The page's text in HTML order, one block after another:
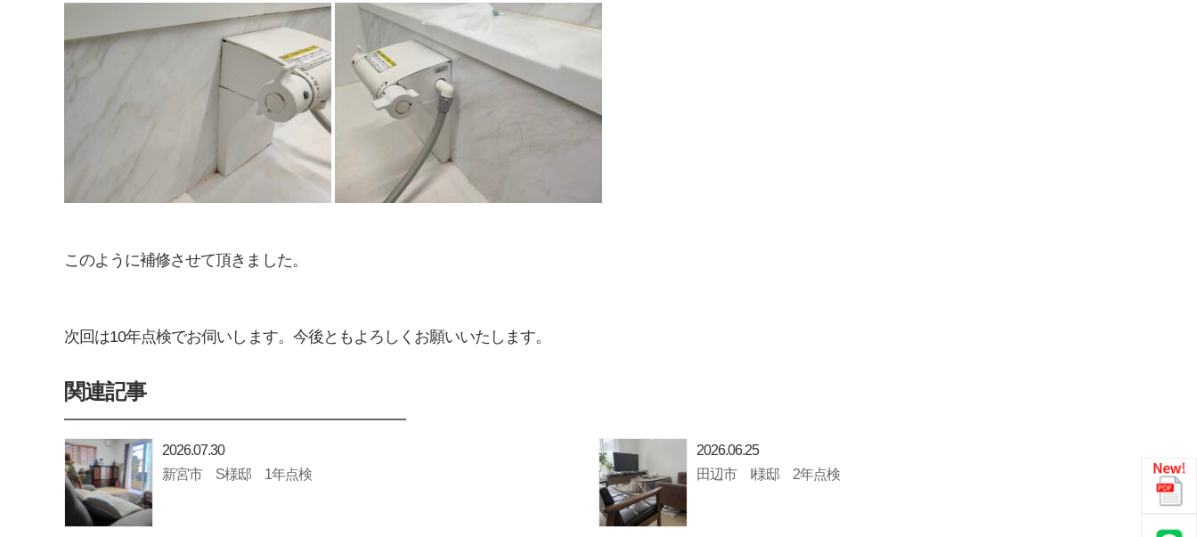
このように補修させて頂きました。
次回は10年点検でお伺いします。今後ともよろしくお願いいたします。
関連記事
2026.07.30
新宮市 S様邸 1年点検
2026.06.25
田辺市 I様邸 2年点検